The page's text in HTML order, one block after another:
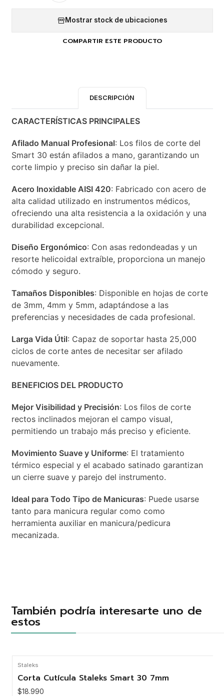
Mostrar stock de ubicaciones
COMPARTIR ESTE PRODUCTO
DESCRIPCIÓN
CARACTERÍSTICAS PRINCIPALES
Afilado Manual Profesional: Los filos de corte del
Smart 30 están afilados a mano, garantizando un
corte limpio y preciso sin dañar la piel.
Acero Inoxidable AISI 420: Fabricado con acero de
alta calidad utilizado en instrumentos médicos,
ofreciendo una alta resistencia a la oxidación y una
durabilidad excepcional.
Diseño Ergonómico: Con asas redondeadas y un
resorte helicoidal extraíble, proporciona un manejo
cómodo y seguro.
Tamaños Disponibles: Disponible en hojas de corte
de 3mm, 4mm y 5mm, adaptándose a las
preferencias y necesidades de cada profesional.
Larga Vida Útil: Capaz de soportar hasta 25,000
ciclos de corte antes de necesitar ser afilado
nuevamente.
BENEFICIOS DEL PRODUCTO
Mejor Visibilidad y Precisión: Los filos de corte
rectos inclinados mejoran el campo visual,
permitiendo un trabajo más preciso y eficiente.
Movimiento Suave y Uniforme: El tratamiento
térmico especial y el acabado satinado garantizan
un cierre suave y parejo del instrumento.
Ideal para Todo Tipo de Manicuras: Puede usarse
tanto para manicura regular como como
herramienta auxiliar en manicura/pedicura
mecanizada.
También podría interesarte uno de
estos
Staleks
Corta Cutícula Staleks Smart 30 7mm
$18.990